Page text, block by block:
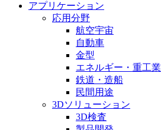
アプリケーション
応用分野
航空宇宙
自動車
金型
エネルギー・重工業
鉄道・造船
民間用途
3Dソリューション
3D検査